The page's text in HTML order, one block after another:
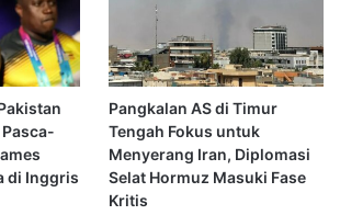
di Inggris
Pangkalan AS di Timur
Tengah Fokus untuk
Menyerang Iran, Diplomasi
Selat Hormuz Masuki Fase
Kritis